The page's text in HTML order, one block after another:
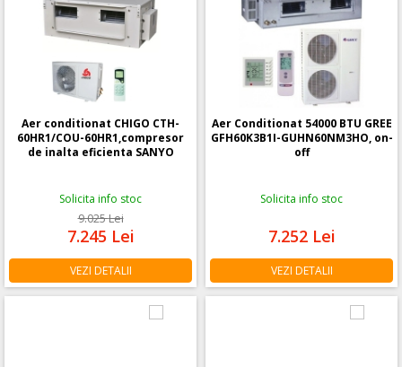
Aer conditionat CHIGO CTH-
60HR1/COU-60HR1,compresor
de inalta eficienta SANYO
Solicita info stoc
9.025Lei
7.245 Lei
VEZI DETALII
Aer Conditionat 54000 BTU GREE
GFH60K3B1I-GUHN60NM3HO, on-
off
Solicita info stoc
7.252 Lei
VEZI DETALII